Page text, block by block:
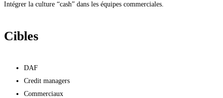
Intégrer la culture “cash” dans les équipes commerciales.
Cibles
DAF
Credit managers
Commerciaux